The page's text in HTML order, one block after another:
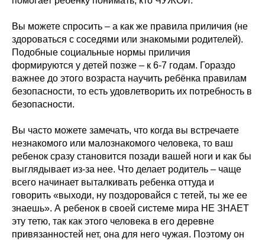
Вы можете спросить – а как же правила приличия (не
здороваться с соседями или знакомыми родителей).
Подобные социальные нормы приличия
формируются у детей позже – к 6-7 годам. Гораздо
важнее до этого возраста научить ребёнка правилам
безопасности, то есть удовлетворить их потребность в
безопасности.
Вы часто можете замечать, что когда вы встречаете
незнакомого или малознакомого человека, то ваш
ребенок сразу становится позади вашей ноги и как бы
выглядывает из-за нее. Что делает родитель – чаще
всего начинает выталкивать ребенка оттуда и
говорить «выходи, ну поздоровайся с тетей, ты же ее
знаешь». А ребенок в своей системе мира НЕ ЗНАЕТ
эту тетю, так как этого человека в его деревне
привязанностей нет, она для него чужая. Поэтому он